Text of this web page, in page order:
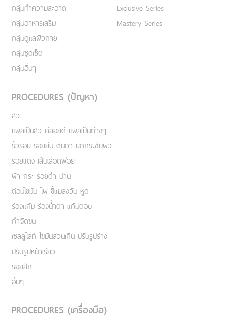
กลุ่มทำความสะอาด
กลุ่มอาหารเสริม
กลุ่มดูแลผิวกาย
กลุ่มชุดเซ็ต
กลุ่มอื่นๆ
Exclusive Series
Mastery Series
PROCEDURES (ปัญหา)
สิว
แผลเป็นสิว คีลอยด์ แผลเป็นต่างๆ
ริ้วรอย รอยย่น ตีนกา ยกกระชับผิว
รอยแดง เส้นเลือดฟอย
ฝ้า กระ รอยดำ ปาน
ต่อมไขมัน ไฝ ขี้แมลงวัน หูด
ร่องแก้ม ร่องน้ำตา แก้มตอบ
กำจัดขน
เชลลูไลท์ ไขมันส่วนเกิน ปรับรูปร่าง
ปรับรูปหน้าเรียว
รอยสัก
อื่นๆ
PROCEDURES (เครื่องมือ)